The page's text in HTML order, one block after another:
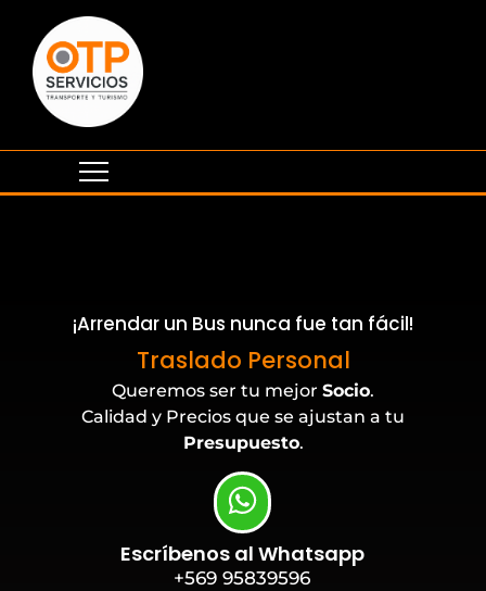
¡Arrendar un Bus nunca fue tan fácil!
Traslado Personal
Eventos Corporativos
Queremos ser tu mejor Socio.
Calidad y Precios que se ajustan a tu
Presupuesto.
Escríbenos al Whatsapp
+569 95839596